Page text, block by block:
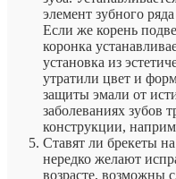
элемент зубного
Если же корень
коронка
установка из
утратили цвет и
защиты эмали от
заболеваниях зубов
конструкции,
Ставят ли брекеты
нередко желают
возрасте, возможны